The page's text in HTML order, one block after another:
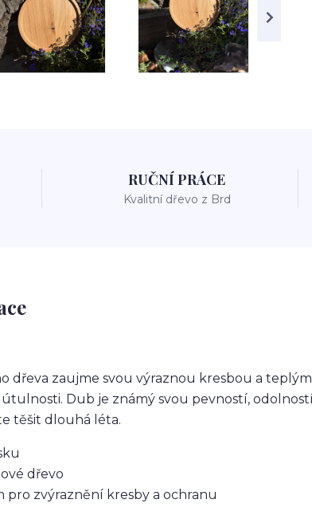
RUČNÍ PRÁCE
Kvalitní dřevo z Brd
dřeva zaujme svou výraznou kresbou a
Dub je známý svou pevností,
těšit dlouhá léta.
dřevo
pro zvýraznění kresby a ochranu